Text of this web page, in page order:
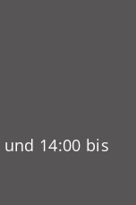
14:00 bis